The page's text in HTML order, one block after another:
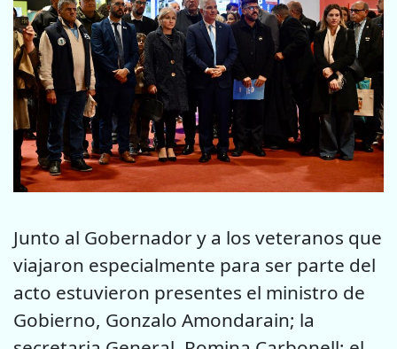
Junto al Gobernador y a los veteranos que
viajaron especialmente para ser parte del
acto estuvieron presentes el ministro de
Gobierno, Gonzalo Amondarain; la